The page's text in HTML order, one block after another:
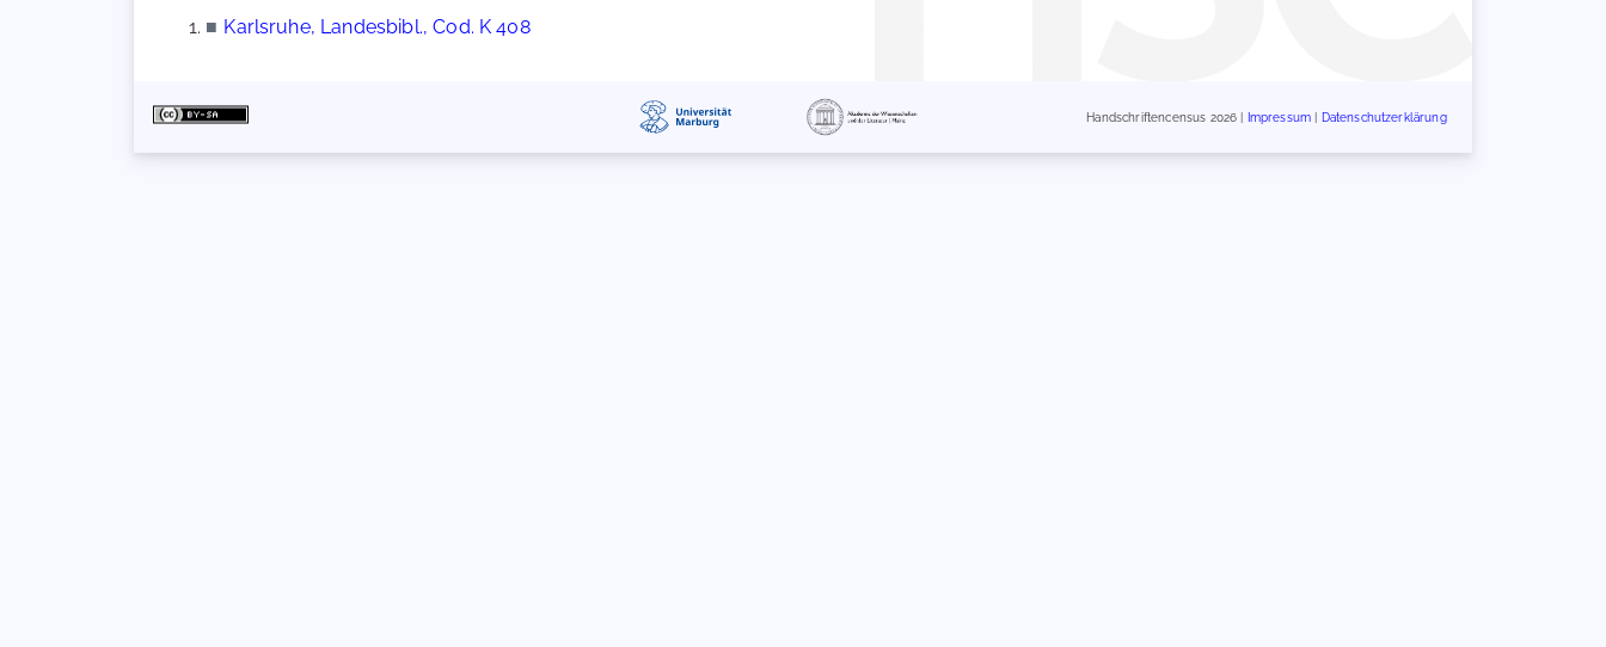
■ Karlsruhe, Landesbibl., Cod. K 408
Handschriftencensus 2026 | Impressum Datenschutzerklärung